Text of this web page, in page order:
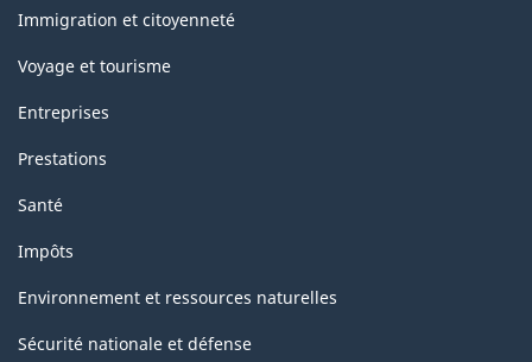
sujets
Immigration et citoyenneté
Voyage et tourisme
Entreprises
Prestations
Santé
Impôts
Environnement et ressources naturelles
Sécurité nationale et défense